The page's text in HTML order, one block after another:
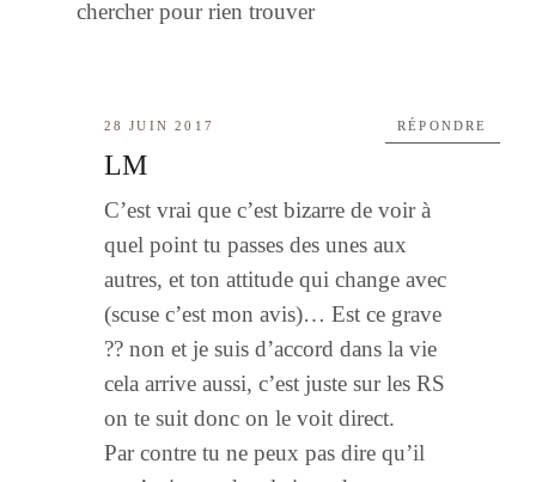
chercher pour rien trouver
28 JUIN 2017
LM
C’est vrai que c’est bizarre de voir à
quel point tu passes des unes aux
autres, et ton attitude qui change avec
(scuse c’est mon avis)… Est ce grave
?? non et je suis d’accord dans la vie
cela arrive aussi, c’est juste sur les RS
on te suit donc on le voit direct.
Par contre tu ne peux pas dire qu’il
RÉPONDRE